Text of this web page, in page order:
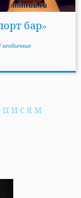
бар»
необычные